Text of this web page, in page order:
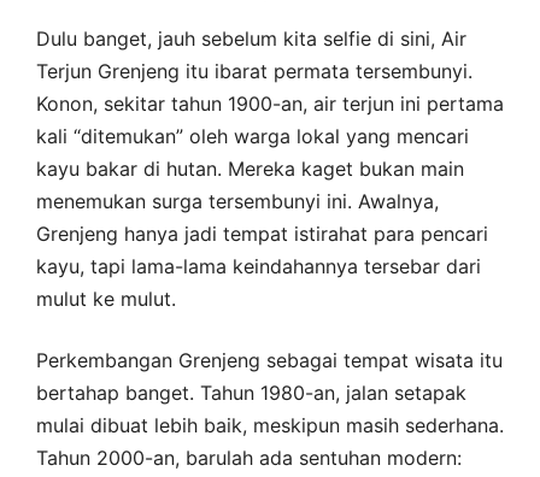
Dulu banget, jauh sebelum kita selfie di sini, Air
Terjun Grenjeng itu ibarat permata tersembunyi.
Konon, sekitar tahun 1900-an, air terjun ini pertama
kali “ditemukan” oleh warga lokal yang mencari
kayu bakar di hutan. Mereka kaget bukan main
menemukan surga tersembunyi ini. Awalnya,
Grenjeng hanya jadi tempat istirahat para pencari
kayu, tapi lama-lama keindahannya tersebar dari
mulut ke mulut.
Perkembangan Grenjeng sebagai tempat wisata itu
bertahap banget. Tahun 1980-an, jalan setapak
mulai dibuat lebih baik, meskipun masih sederhana.
Tahun 2000-an, barulah ada sentuhan modern: